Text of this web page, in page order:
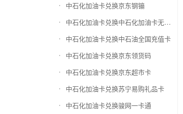
中石化加油卡兑换京东钢镚
中石化加油卡兑换中石化加油卡无卡号（面值千万别选错）
中石化加油卡兑换中石油全国充值卡
中石化加油卡兑换京东领货码
中石化加油卡兑换京东超市卡
中石化加油卡兑换苏宁易购礼品卡
中石化加油卡兑换骏网一卡通